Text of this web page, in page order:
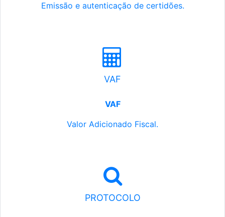
Emissão e autenticação de certidões.
VAF
VAF
Valor Adicionado Fiscal.
PROTOCOLO